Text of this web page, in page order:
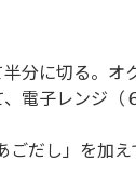
分に切る。オ
電子レンジ（
だし」を加